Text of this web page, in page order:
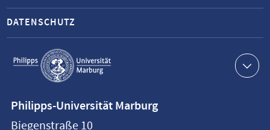
Service-
Navigation
DATENSCHUTZ
Philipps-
Philipps-Universität Marburg
Biegenstraße 10